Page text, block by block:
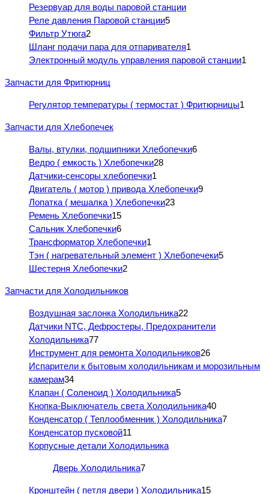
Резервуар для воды паровой станции
Реле давления Паровой станции5
Фильтр Утюга2
Шланг подачи пара для отпаривателя1
Электронный модуль управления паровой станции1
Запчасти для Фритюрниц
Регулятор температуры ( термостат ) Фритюрницы1
Запчасти для Хлебопечек
Валы, втулки, подшипники Хлебопечки6
Ведро ( емкость ) Хлебопечки28
Датчики-сенсоры хлебопечки1
Двигатель ( мотор ) привода Хлебопечки9
Лопатка ( мешалка ) Хлебопечки23
Ремень Хлебопечки15
Сальник Хлебопечки6
Трансформатор Хлебопечки1
Тэн ( нагревательный элемент ) Хлебопечеки5
Шестерня Хлебопечки2
Запчасти для Холодильников
Воздушная заслонка Холодильника22
Датчики NTC, Дефростеры, Предохранители
Холодильника77
Инструмент для ремонта Холодильников26
Испарители к бытовым холодильникам и морозильным
камерам34
Клапан ( Соленоид ) Холодильника5
Кнопка-Выключатель света Холодильника40
Конденсатор ( Теплообменник ) Холодильника7
Конденсатор пусковой11
Корпусные детали Холодильника
Дверь Холодильника7
Кронштейн ( петля двери ) Холодильника15